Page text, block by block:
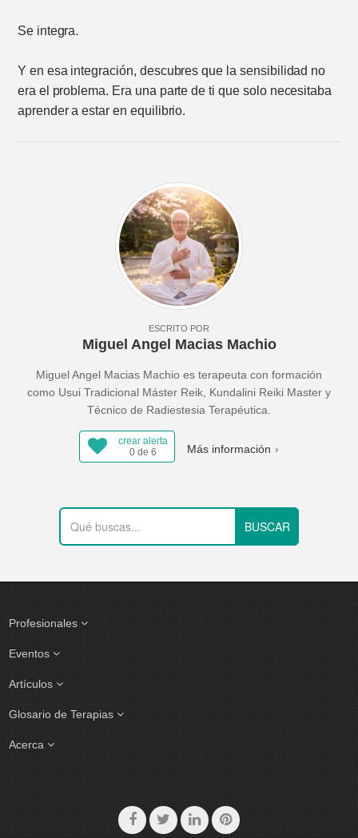
Se integra.
Y en esa integración, descubres que la sensibilidad no
era el problema. Era una parte de ti que solo necesitaba
aprender a estar en equilibrio.
ESCRITO POR
Miguel Angel Macias Machio
Miguel Angel Macias Machio es terapeuta con formación
como Usui Tradicional Máster Reik, Kundalini Reiki Master y
Técnico de Radiestesia Terapéutica.
crear alerta
0 de 6
Más información
Profesionales
Eventos
Artículos
Glosario de Terapias
Acerca